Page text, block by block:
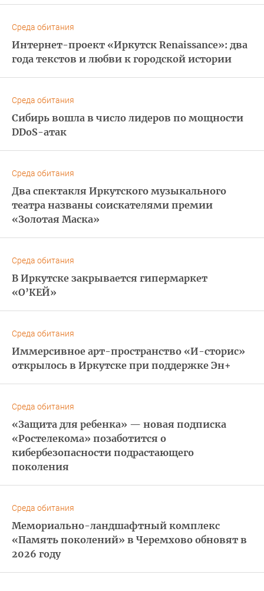
Среда обитания
Интернет-проект «Иркутск Renaissance»: два
года текстов и любви к городской истории
Среда обитания
Сибирь вошла в число лидеров по мощности
DDoS-атак
Среда обитания
Два спектакля Иркутского музыкального
театра названы соискателями премии
«Золотая Маска»
Среда обитания
В Иркутске закрывается гипермаркет
«О’КЕЙ»
Среда обитания
Иммерсивное арт-пространство «И-сторис»
открылось в Иркутске при поддержке Эн+
Среда обитания
«Защита для ребенка» — новая подписка
«Ростелекома» позаботится о
кибербезопасности подрастающего
поколения
Среда обитания
Мемориально-ландшафтный комплекс
«Память поколений» в Черемхово обновят в
2026 году